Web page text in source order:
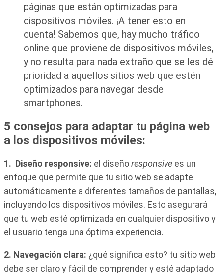
páginas que están optimizadas para
dispositivos móviles. ¡A tener esto en
cuenta! Sabemos que, hay mucho tráfico
online que proviene de dispositivos móviles,
y no resulta para nada extraño que se les dé
prioridad a aquellos sitios web que estén
optimizados para navegar desde
smartphones.
5 consejos para adaptar tu página web
a los dispositivos móviles:
1. Diseño responsive: el diseñoresponsive es un
enfoque que permite que tu sitio web se adapte
automáticamente a diferentes tamaños de pantallas,
incluyendo los dispositivos móviles. Esto asegurará
que tu web esté optimizada en cualquier dispositivo y
el usuario tenga una óptima experiencia.
2. Navegación clara: ¿qué significa esto? tu sitio web
debe ser claro y fácil de comprender y esté adaptado